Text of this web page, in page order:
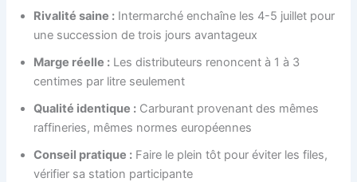
Rivalité saine : Intermarché enchaîne les 4-5 juillet pour
une succession de trois jours avantageux
Marge réelle : Les distributeurs renoncent à 1 à 3
centimes par litre seulement
Qualité identique : Carburant provenant des mêmes
raffineries, mêmes normes européennes
Conseil pratique : Faire le plein tôt pour éviter les files,
vérifier sa station participante